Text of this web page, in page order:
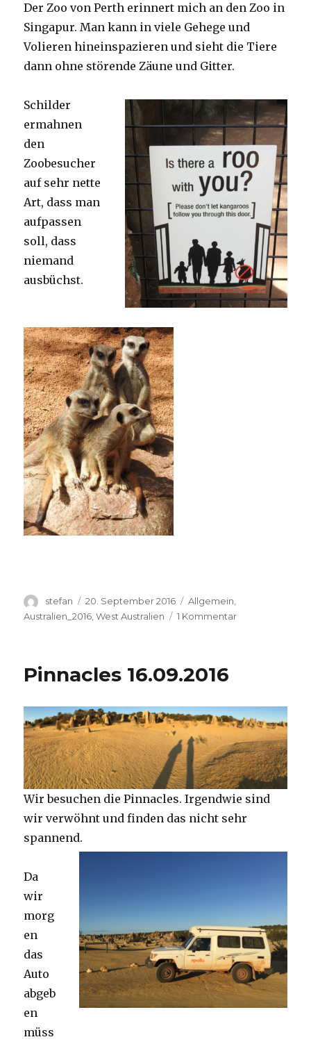
Perth
Der Zoo von Perth erinnert mich an den Zoo in
Singapur. Man kann in viele Gehege und
Volieren hineinspazieren und sieht die Tiere
dann ohne störende Zäune und Gitter.
Schilder
ermahnen
den
Zoobesucher
auf sehr nette
Art, dass man
aufpassen
soll, dass
niemand
ausbüchst.
Autor
stefan
Veröffentlicht
am
20. September 2016 Kategorien
Allgemein,
Australien_2016 ,West Australien 1 Kommentarzu
Pinnacles 16.09.2016
Wir besuchen die Pinnacles. Irgendwie sind
wir verwöhnt und finden das nicht sehr
spannend.
Da
wir
morg
en
das
Auto
abgeb
en
müss